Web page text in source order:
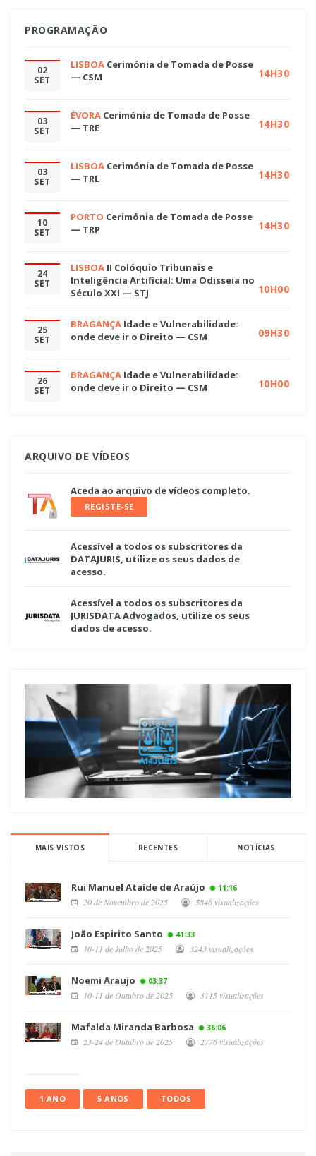
PROGRAMAÇÃO
02
SET
LISBOA Cerimónia de Tomada de Posse
— CSM
14H30
03
SET
ÉVORA Cerimónia de Tomada de Posse
— TRE
14H30
03
SET
LISBOA Cerimónia de Tomada de Posse
— TRL
14H30
10
SET
PORTO Cerimónia de Tomada de Posse
— TRP
14H30
24
SET
LISBOA II Colóquio Tribunais e
Inteligência Artificial: Uma Odisseia no
Século XXI — STJ
10H00
25
SET
BRAGANÇA Idade e Vulnerabilidade:
onde deve ir o Direito — CSM
09H30
26
SET
BRAGANÇA Idade e Vulnerabilidade:
onde deve ir o Direito — CSM
10H00
ARQUIVO DE VÍDEOS
Aceda ao arquivo de vídeos completo.
REGISTE-SE
Acessível a todos os subscritores da
DATAJURIS, utilize os seus dados de
acesso.
Acessível a todos os subscritores da
JURISDATA Advogados, utilize os seus
dados de acesso.
MAIS VISTOS RECENTES NOTÍCIAS
Rui Manuel Ataíde de Araújo 11:16
20 de Novembro de 2025 5846 visualizações
João Espirito Santo 41:33
10-11 de Julho de 2025 3243 visualizações
Noemi Araujo 03:37
10-11 de Outubro de 2025 3115 visualizações
Mafalda Miranda Barbosa 36:06
23-24 de Outubro de 2025 2776 visualizações
1 ANO 5 ANOS TODOS